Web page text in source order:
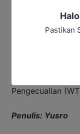
ketat, dan
mampu
Pengecualian
Penulis: Yusro
Pastikan